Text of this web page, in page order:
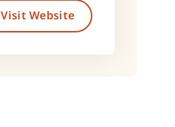
Visit Website